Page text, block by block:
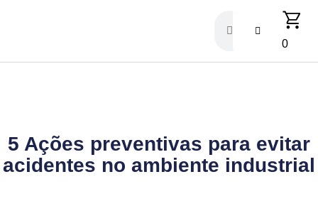
0
5 Ações preventivas para evitar
acidentes no ambiente industrial